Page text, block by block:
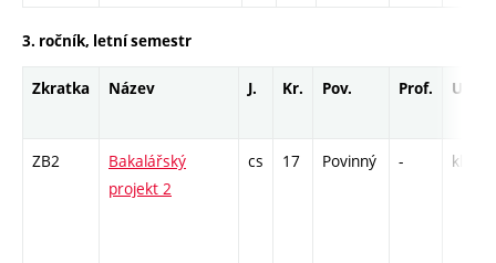
3. ročník, letní semestr
Zkratka Název J. Kr. Pov. Prof. Uk.
ZB2
Bakalářský
projekt 2
cs 17 Povinný - kl